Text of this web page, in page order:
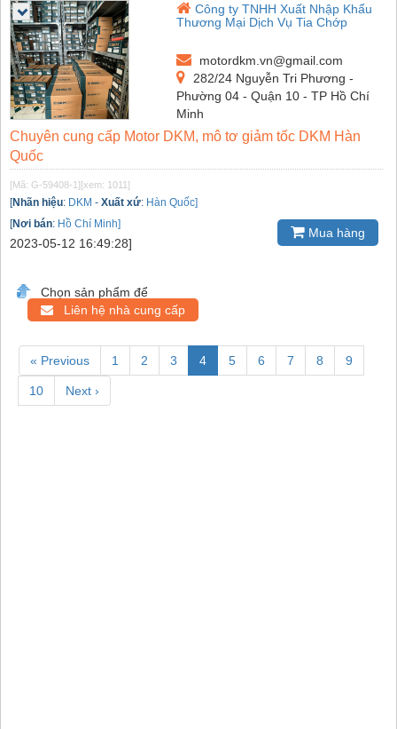
Công ty TNHH Xuất Nhập Khẩu
Thương Mại Dịch Vụ Tia Chớp
motordkm.vn@gmail.com
282/24 Nguyễn Tri Phương -
Phường 04 - Quận 10 - TP Hồ Chí
Minh
Chuyên cung cấp Motor DKM, mô tơ giảm tốc DKM Hàn
Quốc
[Mã: G-59408-1][xem: 1011]
[Nhãn hiệu: DKM - Xuất xứ: Hàn Quốc]
[Nơi bán: Hồ Chí Minh]
2023-05-12 16:49:28]
Mua hàng
Chọn sản phẩm để
Liên hệ nhà cung cấp
« Previous 1 2 3 4 5 6 7 8 9
10 Next ›